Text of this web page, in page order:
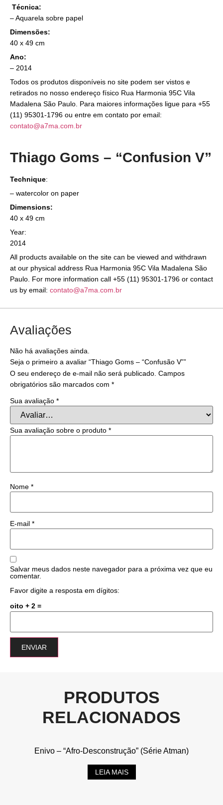
Técnica:
– Aquarela sobre papel
Dimensões:
40 x 49 cm
Ano:
– 2014
Todos os produtos disponíveis no site podem ser vistos e
retirados no nosso endereço físico Rua Harmonia 95C Vila
Madalena São Paulo. Para maiores informações ligue para +55
(11) 95301-1796 ou entre em contato por email:
contato@a7ma.com.br
Thiago Goms – “Confusion V”
Technique:
– watercolor on paper
Dimensions:
40 x 49 cm
Year:
2014
All products available on the site can be viewed and withdrawn
at our physical address Rua Harmonia 95C Vila Madalena São
Paulo. For more information call +55 (11) 95301-1796 or contact
us by email: contato@a7ma.com.br
Avaliações
Não há avaliações ainda.
Seja o primeiro a avaliar “Thiago Goms – “Confusão V””
O seu endereço de e-mail não será publicado. Campos
obrigatórios são marcados com *
Sua avaliação *
Sua avaliação sobre o produto *
Nome *
E-mail *
Salvar meus dados neste navegador para a próxima vez que eu
comentar.
Favor digite a resposta em dígitos:
oito + 2 =
PRODUTOS
RELACIONADOS
Enivo – “Afro-Desconstrução” (Série Atman)
LEIA MAIS